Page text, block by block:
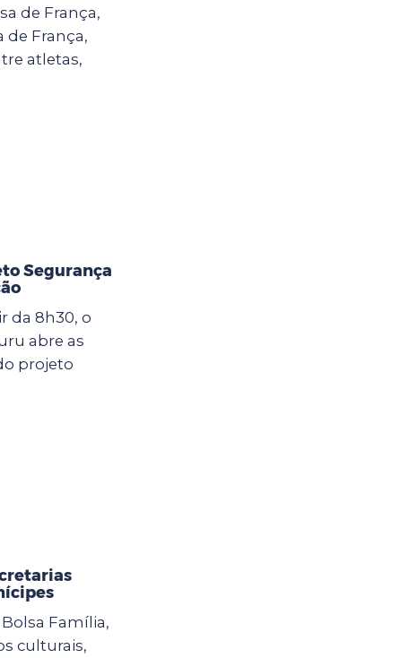
de França,
de França,
atletas,
Segurança
da 8h30, o
abre as
projeto
Família,
culturais,